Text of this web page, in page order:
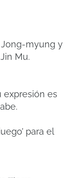
Jong-myung y
Mu.
expresión es
para el